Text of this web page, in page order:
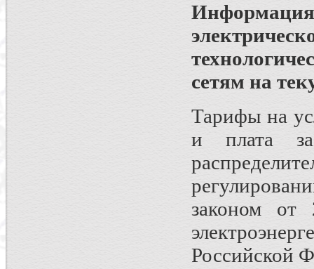
сетям на
Тарифы на
и плата за
законом
Российской